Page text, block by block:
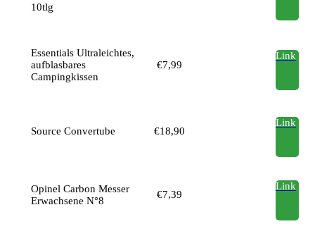
10tlg
Essentials Ultraleichtes,
aufblasbares
Campingkissen
€7,99
Link
Source Convertube €18,90
Link
Opinel Carbon Messer
Erwachsene N°8
€7,39
Link